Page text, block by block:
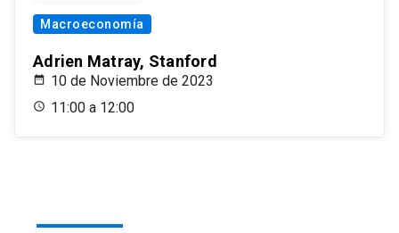
Macroeconomía
Adrien Matray, Stanford
10 de Noviembre de 2023
11:00 a 12:00